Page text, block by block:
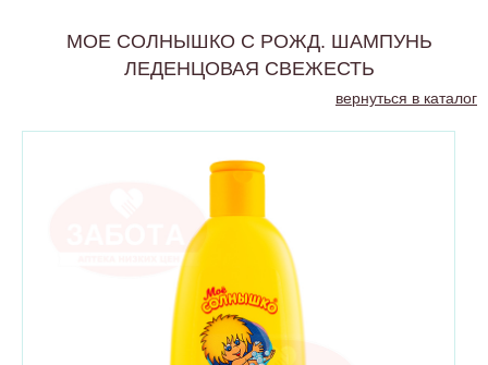
МОЕ СОЛНЫШКО С РОЖД. ШАМПУНЬ
ЛЕДЕНЦОВАЯ СВЕЖЕСТЬ
вернуться в каталог